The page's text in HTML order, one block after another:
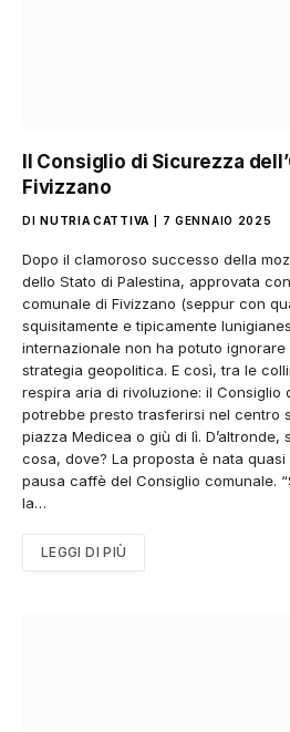
Il Consiglio di Sicurezza
Fivizzano
DI NUTRIA CATTIVA 7 GENNAIO 2025
Dopo il clamoroso successo della
dello Stato di Palestina, approvata
comunale di Fivizzano (seppur con
squisitamente e tipicamente
internazionale non ha potuto
strategia geopolitica. E così, tra le
respira aria di rivoluzione: il Consiglio
potrebbe presto trasferirsi nel centro
piazza Medicea o giù di lì.
cosa, dove? La proposta è nata
pausa caffè del Consiglio comunale.
la…
LEGGI DI PIÙ